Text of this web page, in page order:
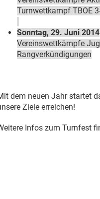
Turnwettkampf TBOE
Sonntag, 29. Juni 2014
Vereinswettkämpfe
Rangverkündigungen
dem neuen Jahr startet
Ziele erreichen!
Infos zum Turnfest